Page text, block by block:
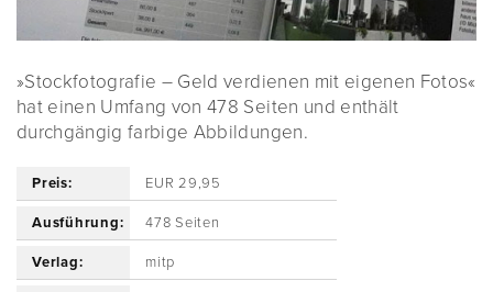
»Stockfotografie – Geld verdienen mit eigenen Fotos«
hat einen Umfang von 478 Seiten und enthält
durchgängig farbige Abbildungen.
Preis: EUR 29,95
Ausführung: 478 Seiten
Verlag: mitp